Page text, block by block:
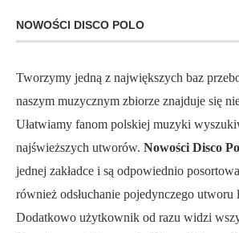
NOWOŚCI DISCO POLO
Tworzymy jedną z największych baz
naszym muzycznym zbiorze znajduje się
Ułatwiamy fanom polskiej muzyki
najświeższych utworów. Nowości Disco
jednej zakładce i są odpowiednio
również odsłuchanie pojedynczego utworu
Dodatkowo użytkownik od razu widzi